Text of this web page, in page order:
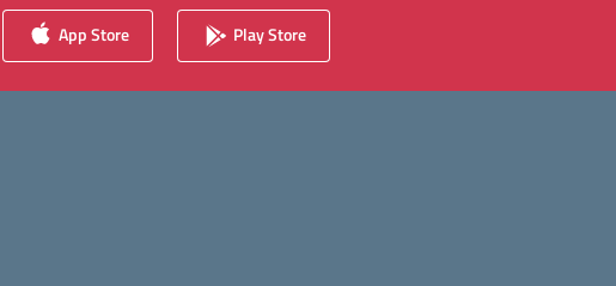
App Store Play Store